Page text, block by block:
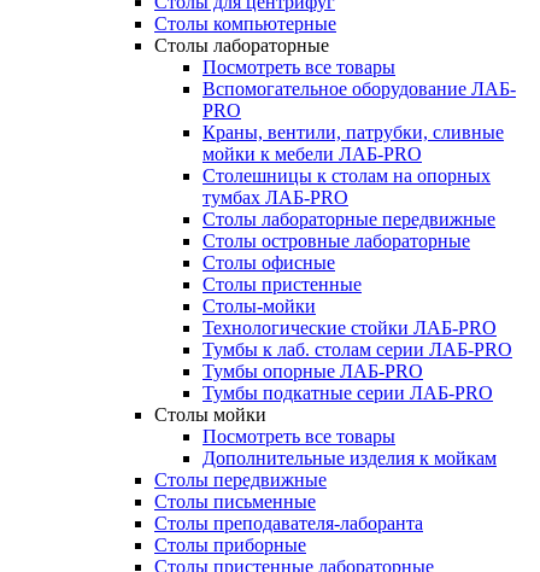
Столы компьютерные
Столы лабораторные
Посмотреть все товары
Вспомогательное оборудование ЛАБ-
PRO
Краны, вентили, патрубки, сливные
мойки к мебели ЛАБ-PRO
Столешницы к столам на опорных
тумбах ЛАБ-PRO
Столы лабораторные передвижные
Столы островные лабораторные
Столы офисные
Столы пристенные
Столы-мойки
Технологические стойки ЛАБ-PRO
Тумбы к лаб. столам серии ЛАБ-PRO
Тумбы опорные ЛАБ-PRO
Тумбы подкатные серии ЛАБ-PRO
Столы мойки
Посмотреть все товары
Дополнительные изделия к мойкам
Столы передвижные
Столы письменные
Столы преподавателя-лаборанта
Столы приборные
Столы пристенные лабораторные